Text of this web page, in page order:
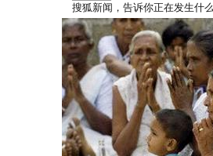
搜狐新闻，告诉你正在发生什